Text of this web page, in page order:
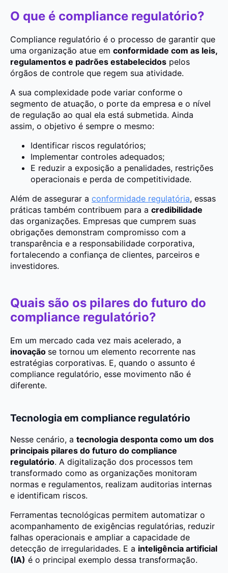
O que é compliance regulatório?
Compliance regulatório é o processo de garantir que
uma organização atue em conformidade com as leis,
regulamentos e padrões estabelecidos pelos
órgãos de controle que regem sua atividade.
A sua complexidade pode variar conforme o
segmento de atuação, o porte da empresa e o nível
de regulação ao qual ela está submetida. Ainda
assim, o objetivo é sempre o mesmo:
Identificar riscos regulatórios;
Implementar controles adequados;
E reduzir a exposição a penalidades, restrições
operacionais e perda de competitividade.
Além de assegurar a conformidade regulatória, essas
práticas também contribuem para a credibilidade
das organizações. Empresas que cumprem suas
obrigações demonstram compromisso com a
transparência e a responsabilidade corporativa,
fortalecendo a confiança de clientes, parceiros e
investidores.
Quais são os pilares do futuro do
compliance regulatório?
Em um mercado cada vez mais acelerado, a
inovação se tornou um elemento recorrente nas
estratégias corporativas. E, quando o assunto é
compliance regulatório, esse movimento não é
diferente.
Tecnologia em compliance regulatório
Nesse cenário, a tecnologia desponta como um dos
principais pilares do futuro do compliance
regulatório. A digitalização dos processos tem
transformado como as organizações monitoram
normas e regulamentos, realizam auditorias internas
e identificam riscos.
Ferramentas tecnológicas permitem automatizar o
acompanhamento de exigências regulatórias, reduzir
falhas operacionais e ampliar a capacidade de
detecção de irregularidades. E a inteligência artificial
(IA) é o principal exemplo dessa transformação.